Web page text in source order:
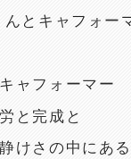
とキャフォー
ャフォーマー
と完成と
けさの中にあ